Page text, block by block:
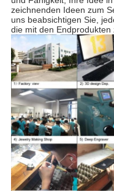
zeichnenden Ideen zum
uns beabsichtigen Sie,
die mit den Endprodukten